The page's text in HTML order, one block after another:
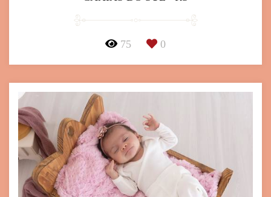
75 0